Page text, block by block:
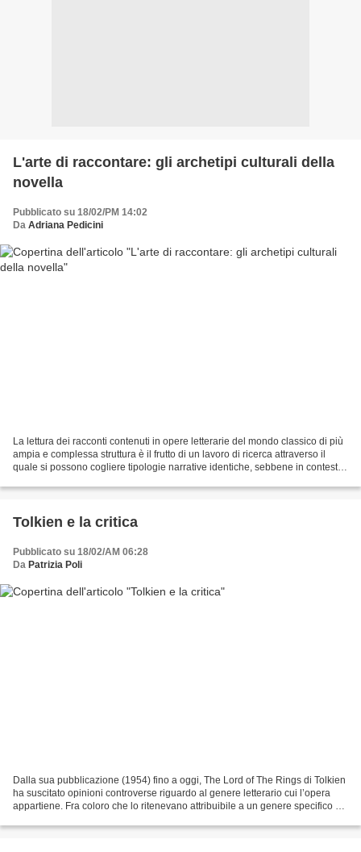
L'arte di raccontare: gli archetipi culturali della
novella
Pubblicato su 18/02/PM 14:02
Da Adriana Pedicini
La lettura dei racconti contenuti in opere letterarie del mondo classico di più
ampia e complessa struttura è il frutto di un lavoro di ricerca attraverso il
quale si possono cogliere tipologie narrative identiche, sebbene in contesti
Tolkien e la critica
Pubblicato su 18/02/AM 06:28
Da Patrizia Poli
Dalla sua pubblicazione (1954) fino a oggi, The Lord of The Rings di Tolkien
ha suscitato opinioni controverse riguardo al genere letterario cui l’opera
appartiene. Fra coloro che lo ritenevano attribuibile a un genere specifico e